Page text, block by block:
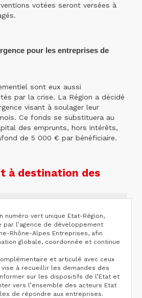
votées seront versées à
pour les entreprises de
sont eux aussi
par la crise. La Région a décidé
visant à soulager leur
Ce fonds se substituera au
des emprunts, hors intérêts,
de 5 000 € par bénéficiaire.
à destination des
numéro vert unique Etat-Région,
l’agence de développement
Rhône-Alpes Entreprises, afin
globale, coordonnée et continue
et articulé avec ceux
vise à recueillir les demandes des
sur les dispositifs de l’Etat et
vers l’ensemble des acteurs Etat
de répondre aux entreprises.